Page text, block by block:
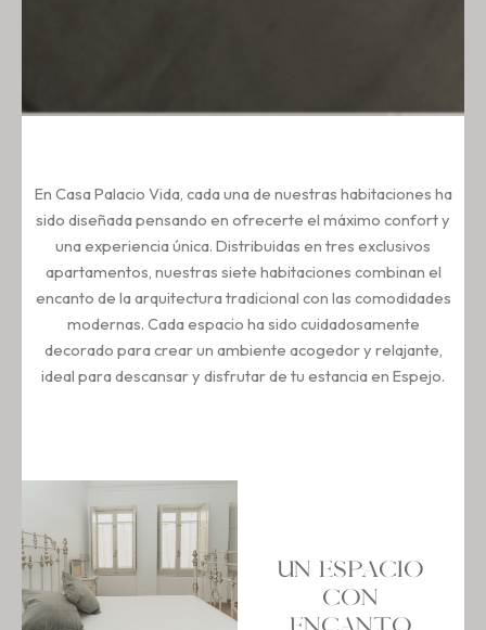
En Casa Palacio Vida, cada una de nuestras habitaciones ha
sido diseñada pensando en ofrecerte el máximo confort y
una experiencia única. Distribuidas en tres exclusivos
apartamentos, nuestras siete habitaciones combinan el
encanto de la arquitectura tradicional con las comodidades
modernas. Cada espacio ha sido cuidadosamente
decorado para crear un ambiente acogedor y relajante,
ideal para descansar y disfrutar de tu estancia en Espejo.
UN ESPACIO
CON